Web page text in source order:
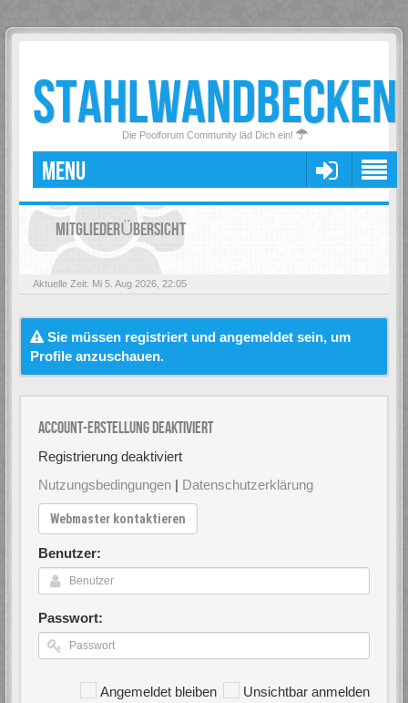
STAHLWANDBECKEN
Die Poolforum Community läd Dich ein!
MENU
MITGLIEDERÜBERSICHT
Aktuelle Zeit: Mi 5. Aug 2026, 22:05
Sie müssen registriert und angemeldet sein, um
Profile anzuschauen.
Account-Erstellung deaktiviert
Registrierung deaktiviert
Nutzungsbedingungen | Datenschutzerklärung
Webmaster kontaktieren
Benutzer:
Passwort:
Angemeldet bleiben Unsichtbar anmelden